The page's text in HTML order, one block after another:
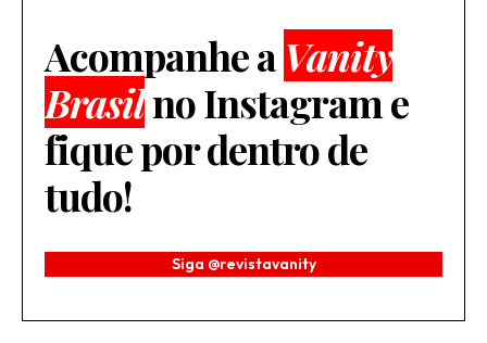
Acompanhe aVanity
Brasilno Instagram e
fique por dentro de
tudo!
Siga @revistavanity